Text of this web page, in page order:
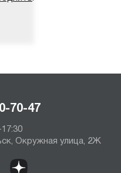
70-47
Окружная улица, 2Ж